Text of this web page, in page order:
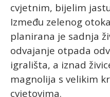
cvjetnim, bijelim
Između zelenog
planirana je sadnja
odvajanje otpada
igrališta, a iznad
magnolija s velikim
cvjetovima.